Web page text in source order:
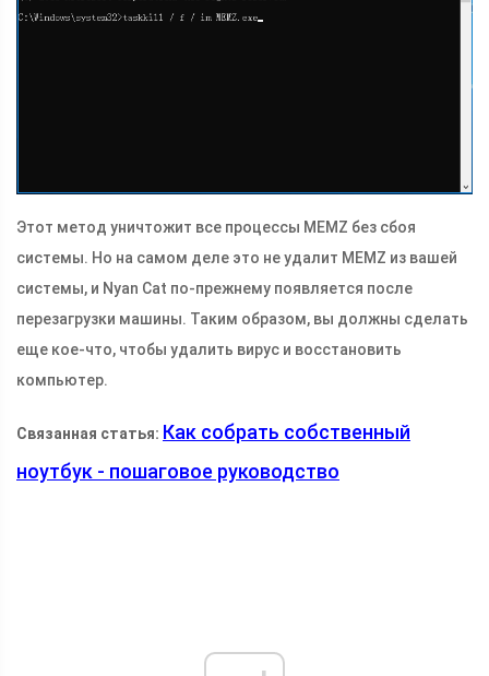
Этот метод уничтожит все процессы MEMZ без сбоя
системы. Но на самом деле это не удалит MEMZ из вашей
системы, и Nyan Cat по-прежнему появляется после
перезагрузки машины. Таким образом, вы должны сделать
еще кое-что, чтобы удалить вирус и восстановить
компьютер.
Связанная статья: Как собрать собственный
ноутбук - пошаговое руководство